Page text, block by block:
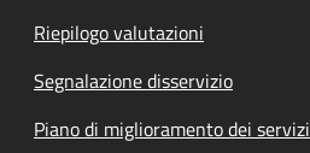
Riepilogo valutazioni
Segnalazione disservizio
Piano di miglioramento dei servizi